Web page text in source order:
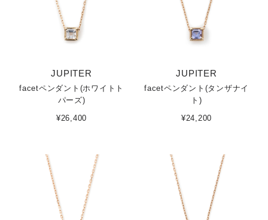
JUPITER
facetペンダント(ホワイトト
パーズ)
¥26,400
JUPITER
facetペンダント(タンザナイ
ト)
¥24,200